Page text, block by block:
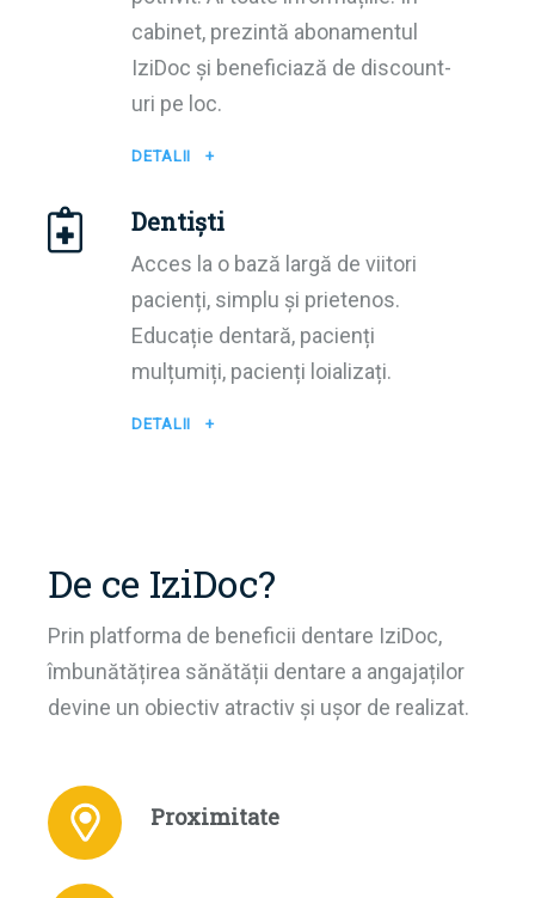
cabinet, prezintă abonamentul
IziDoc și beneficiază de discount-
uri pe loc.
DETALII +
Dentiști
Acces la o bază largă de viitori
pacienți, simplu și prietenos.
Educație dentară, pacienți
mulțumiți, pacienți loializați.
DETALII +
De ce IziDoc?
Prin platforma de beneficii dentare IziDoc,
îmbunătățirea sănătății dentare a angajaților
devine un obiectiv atractiv și ușor de realizat.
Proximitate